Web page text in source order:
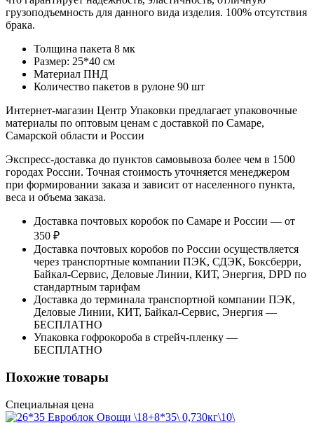
грузоподъемность для данного вида изделия. 100% отсутствия
брака.
Толщина пакета 8 мк
Размер: 25*40 см
Материал ПНД
Количество пакетов в рулоне 90 шт
Интернет-магазин Центр Упаковки предлагает упаковочные
материалы по оптовым ценам с доставкой по Самаре,
Самарской области и России
Экспресс-доставка до пунктов самовывоза более чем в 1500
городах России. Точная стоимость уточняется менеджером
при формировании заказа и зависит от населенного пункта,
веса и объема заказа.
Доставка почтовых коробок по Самаре и России — от
350 ₽
Доставка почтовых коробов по России осуществляется
через транспортные компании ПЭК, СДЭК, Боксберри,
Байкал-Сервис, Деловые Линии, КИТ, Энергия, DPD по
стандартным тарифам
Доставка до терминала транспортной компании ПЭК,
Деловые Линии, КИТ, Байкал-Сервис, Энергия —
БЕСПЛАТНО
Упаковка гофрокороба в стрейч-пленку —
БЕСПЛАТНО
Похожие товары
Специальная цена